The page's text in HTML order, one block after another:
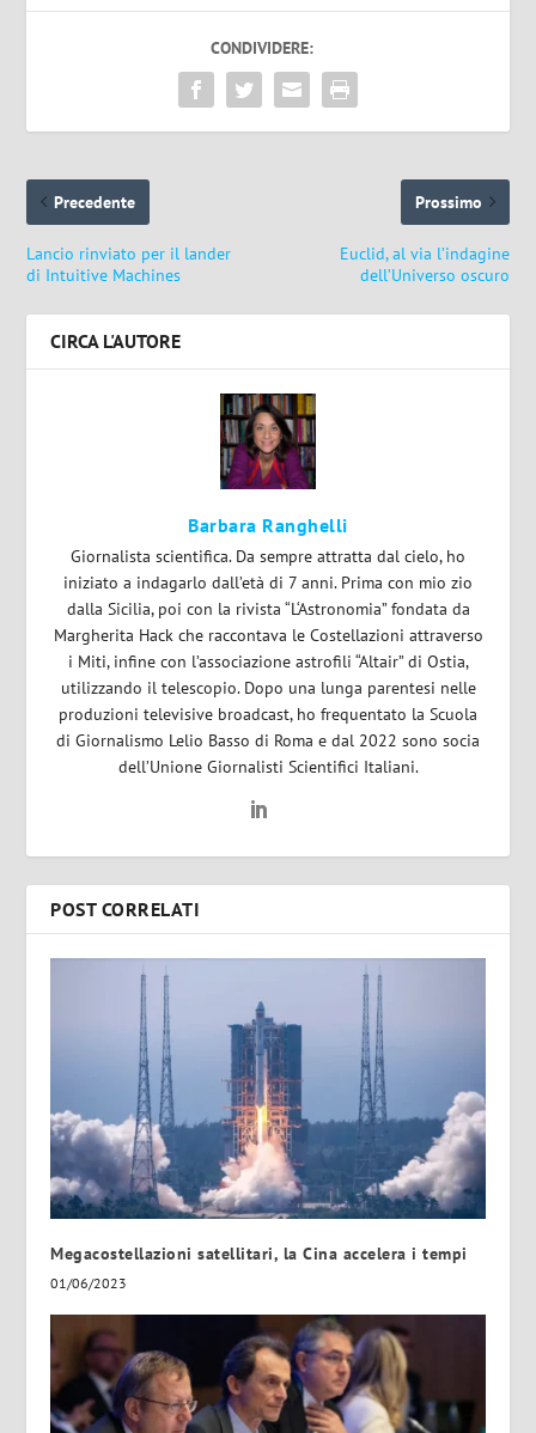
CONDIVIDERE:
Precedente
Lancio rinviato per il lander
di Intuitive Machines
Prossimo
Euclid, al via l’indagine
dell’Universo oscuro
CIRCA L'AUTORE
Barbara Ranghelli
Giornalista scientifica. Da sempre attratta dal cielo, ho
iniziato a indagarlo dall’età di 7 anni. Prima con mio zio
dalla Sicilia, poi con la rivista “L‘Astronomia” fondata da
Margherita Hack che raccontava le Costellazioni attraverso
i Miti, infine con l’associazione astrofili “Altair” di Ostia,
utilizzando il telescopio. Dopo una lunga parentesi nelle
produzioni televisive broadcast, ho frequentato la Scuola
di Giornalismo Lelio Basso di Roma e dal 2022 sono socia
dell’Unione Giornalisti Scientifici Italiani.
POST CORRELATI
Megacostellazioni satellitari, la Cina accelera i tempi
01/06/2023